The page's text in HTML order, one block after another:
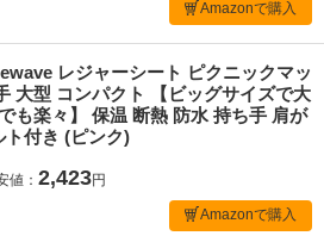
Amazonで購入
レジャーシート ピクニックマッ
大型 コンパクト 【ビッグサイズで大
も楽々】 保温 断熱 防水 持ち手 肩が
ト付き (ピンク)
値： 2,423円
Amazonで購入